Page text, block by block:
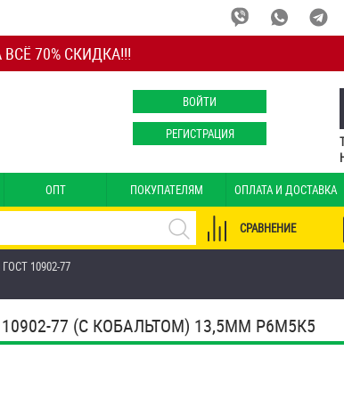
70% СКИДКА!!!
ВОЙТИ
РЕГИСТРАЦИЯ
ОПТ ПОКУПАТЕЛЯМ ОПЛАТА И ДОСТАВКА
СРАВНЕНИЕ
10902-77
77 (С КОБАЛЬТОМ) 13,5ММ Р6М5К5